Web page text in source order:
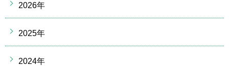
2026年
2025年
2024年